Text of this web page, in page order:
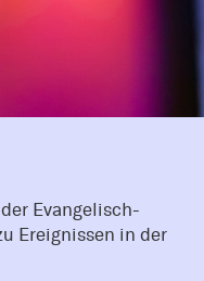
Evangelisch-
Ereignissen in der